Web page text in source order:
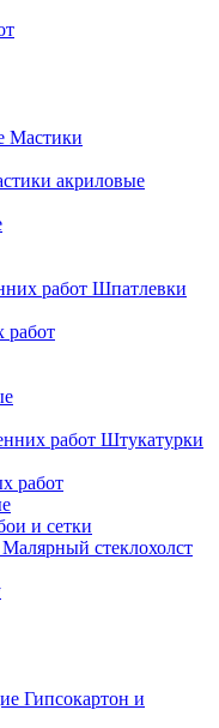
Мастики
акриловые
Шпатлевки
работ
Штукатурки
работ
и сетки
Малярный стеклохолст
Гипсокартон и